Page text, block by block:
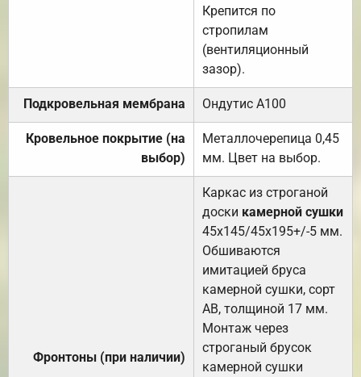
Крепится по
стропилам
(вентиляционный
зазор).
Подкровельная мембрана Ондутис А100
Кровельное покрытие (на
выбор)
Металлочерепица 0,45
мм. Цвет на выбор.
Фронтоны (при наличии)
Каркас из строганой
доски камерной сушки
45х145/45х195+/-5 мм.
Обшиваются
имитацией бруса
камерной сушки, сорт
АВ, толщиной 17 мм.
Монтаж через
строганый брусок
камерной сушки